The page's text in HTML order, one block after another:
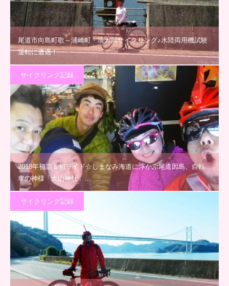
尾道市向島町歌～浦崎町・境ガ浜サイクリング♪水陸両用機試験
運転に遭遇！
サイクリング記録
2018年初詣＆初ライド☆しまなみ海道に浮かぶ尾道因島、自転
車の神様「大山神社」…
サイクリング記録